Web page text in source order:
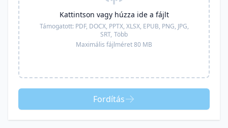
Kattintson vagy húzza ide a fájlt
Támogatott: PDF, DOCX, PPTX, XLSX, EPUB, PNG, JPG,
SRT, Több
Maximális fájlméret 80 MB
Fordítás